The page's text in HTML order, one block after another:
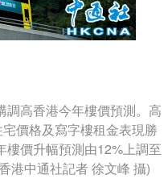
調高香港今年樓價預測。高
價格及寫字樓租金表現勝
樓價升幅預測由12%上調至
港中通社記者 徐文峰 攝)